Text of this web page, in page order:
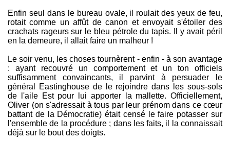
Enfin seul dans le bureau ovale, il roulait des yeux de feu,
rotait comme un affût de canon et envoyait s'étoiler des
crachats rageurs sur le bleu pétrole du tapis. Il y avait péril
en la demeure, il allait faire un malheur !
Le soir venu, les choses tournèrent - enfin - à son avantage
: ayant recouvré un comportement et un ton officiels
suffisamment convaincants, il parvint à persuader le
général Eastinghouse de le rejoindre dans les sous-sols
de l'aile Est pour lui apporter la mallette. Officiellement,
Oliver (on s'adressait à tous par leur prénom dans ce cœur
battant de la Démocratie) était censé le faire potasser sur
l'ensemble de la procédure ; dans les faits, il la connaissait
déjà sur le bout des doigts.